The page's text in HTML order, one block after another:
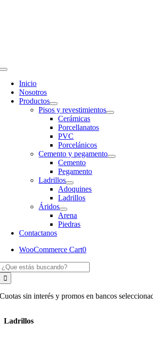
Toggle
Navigation
Inicio
Nosotros
Productos
Pisos y revestimientos
Cerámicas
Porcellanatos
PVC
Porcelánicos
Cemento y pegamento
Cemento
Pegamento
Ladrillos
Adoquines
Ladrillos
Áridos
Arena
Piedras
Contactanos
WooCommerce Cart0
Cuotas sin interés y promos en bancos
Ladrillos